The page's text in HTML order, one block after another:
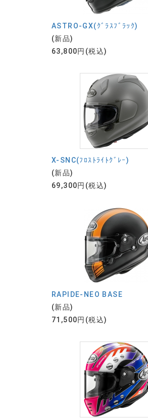
ASTRO-GX(ｸﾞﾗｽﾌﾞﾗｯｸ)
(新品)
63,800円(税込)
X-SNC(ﾌﾛｽﾄﾗｲﾄｸﾞﾚｰ)
(新品)
69,300円(税込)
RAPIDE-NEO BASE
(新品)
71,500円(税込)